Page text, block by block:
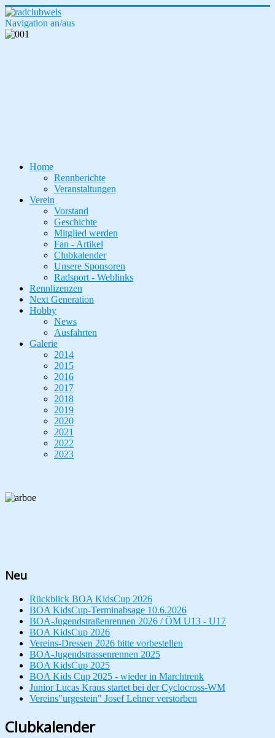
Navigation an/aus
Home
Rennberichte
Veranstaltungen
Verein
Vorstand
Geschichte
Mitglied werden
Fan - Artikel
Clubkalender
Unsere Sponsoren
Radsport - Weblinks
Rennlizenzen
Next Generation
Hobby
News
Ausfahrten
Galerie
2014
2015
2016
2017
2018
2019
2020
2021
2022
2023
Neu
Rückblick BOA KidsCup 2026
BOA KidsCup-Terminabsage 10.6.2026
BOA-Jugendstraßenrennen 2026 / ÖM U13 - U17
BOA KidsCup 2026
Vereins-Dressen 2026 bitte vorbestellen
BOA-Jugendstrassenrennen 2025
BOA KidsCup 2025
BOA Kids Cup 2025 - wieder in Marchtrenk
Junior Lucas Kraus startet bei der Cyclocross-WM
Vereins"urgestein" Josef Lehner verstorben
Clubkalender